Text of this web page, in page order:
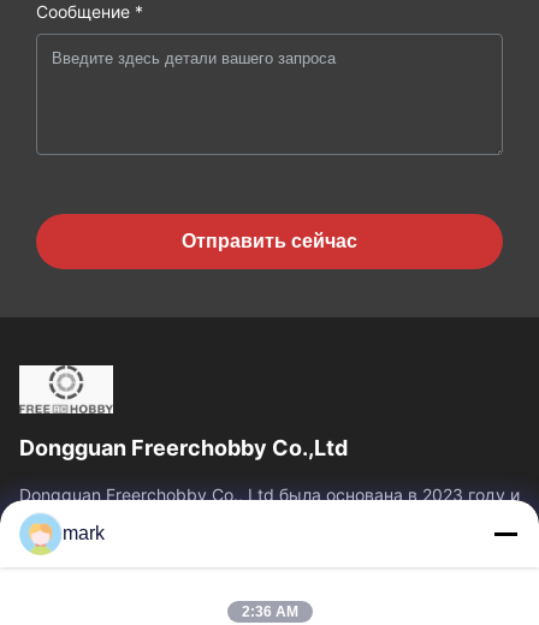
Сообщение *
Отправить сейчас
Dongguan Freerchobby Co.,Ltd
Dongguan Freerchobby Co., Ltd была основана в 2023 году и
расположена в Донгуане, известном как фабрика
мира.Современный завод ООО занимает площадь...
Быстрые Связи
mark
2:36 AM